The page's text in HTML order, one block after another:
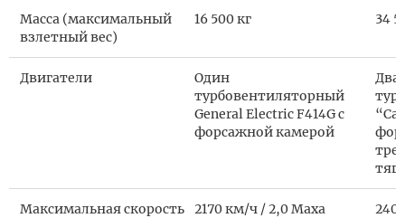
Масса (максимальный
взлетный вес)
16 500 кг 34
Двигатели
Один
турбовентиляторный
General Electric F414G с
форсажной камерой
Два
Максимальная скорость 2170 км/ч / 2,0 Маха